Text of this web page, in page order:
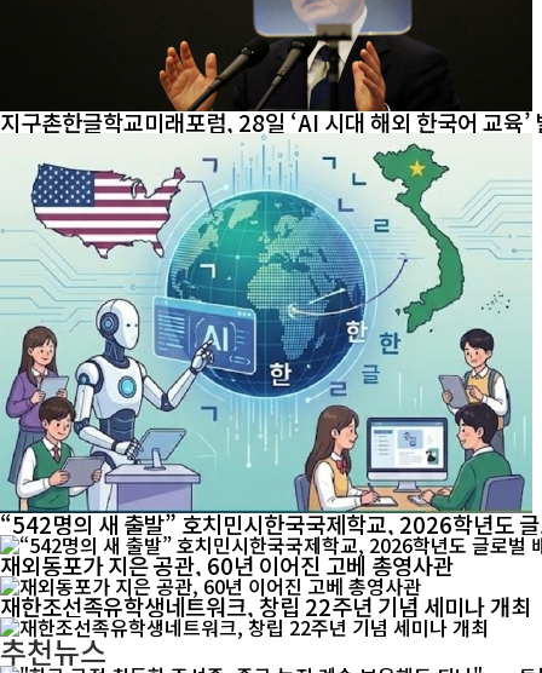
지구촌한글학교미래포럼, 28일 ‘AI 시대 해외 한국어 교육’
“542명의 새 출발” 호치민시한국국제학교, 2026학년도
재외동포가 지은 공관, 60년 이어진 고베 총영사관
재한조선족유학생네트워크, 창립 22주년 기념 세미나 개최
추천뉴스